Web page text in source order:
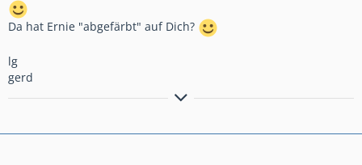
Da hat Ernie "abgefärbt" auf Dich?
lg
gerd
Bremsen macht die Felge dreckig!!!!!!!!!!!
Anders gesagt: Bremsen ist die Umwandlung hochwertiger